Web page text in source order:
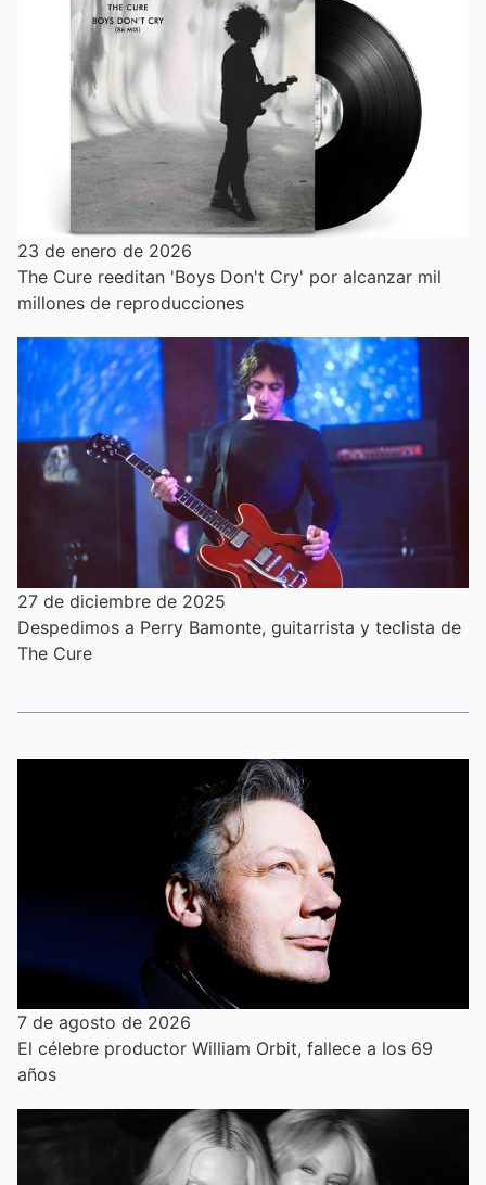
23 de enero de 2026
The Cure reeditan 'Boys Don't Cry' por alcanzar mil
millones de reproducciones
27 de diciembre de 2025
Despedimos a Perry Bamonte, guitarrista y teclista de
The Cure
7 de agosto de 2026
El célebre productor William Orbit, fallece a los 69
años